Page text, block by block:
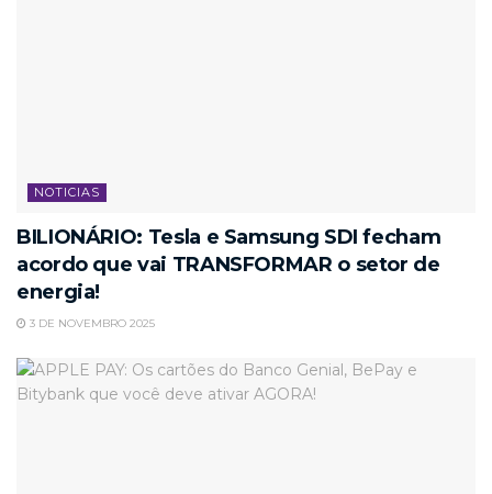
NOTICIAS
BILIONÁRIO: Tesla e Samsung SDI fecham
acordo que vai TRANSFORMAR o setor de
energia!
3 DE NOVEMBRO 2025